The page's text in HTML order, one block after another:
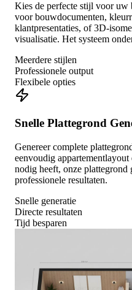
Kies de perfecte stijl voor uw
voor bouwdocumenten,
klantpresentaties, of 3D-
visualisatie. Het systeem
Meerdere stijlen
Professionele output
Flexibele opties
Snelle Plattegrond
Genereer complete
eenvoudig
nodig heeft, onze plattegrond
professionele resultaten.
Snelle generatie
Directe resultaten
Tijd besparen